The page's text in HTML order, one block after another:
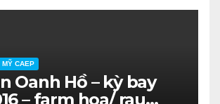
MỸ CAEP
Oanh Hồ – kỳ bay
– farm hoa/ rau